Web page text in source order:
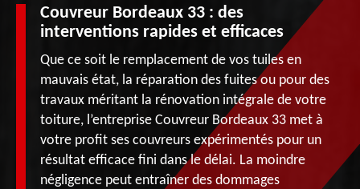
Couvreur Bordeaux 33 : des
interventions rapides et efficaces
Que ce soit le remplacement de vos tuiles en
mauvais état, la réparation des fuites ou pour des
travaux méritant la rénovation intégrale de votre
toiture, l’entreprise Couvreur Bordeaux 33 met à
votre profit ses couvreurs expérimentés pour un
résultat efficace fini dans le délai. La moindre
négligence peut entraîner des dommages